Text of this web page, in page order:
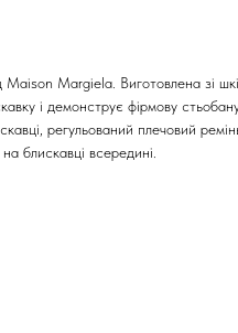
Margiela. Виготовлена зі
і демонструє фірмову
регульований плечовий
блискавці всередині.